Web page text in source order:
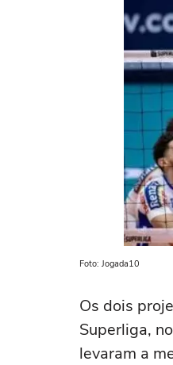
Foto: Jogada10
Os dois
Superliga,
levaram a